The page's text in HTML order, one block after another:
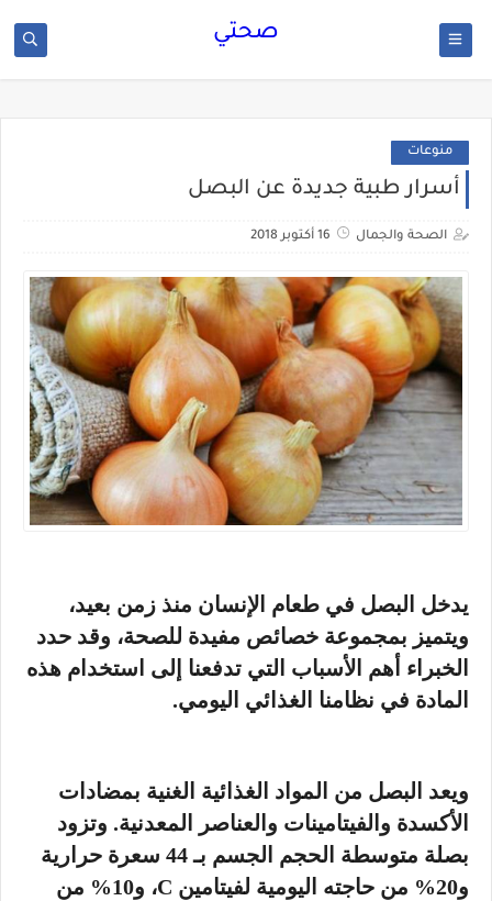
صحتي
منوعات
أسرار طبية جديدة عن البصل
الصحة والجمال 16 أكتوبر 2018
يدخل البصل في طعام الإنسان منذ زمن بعيد،
ويتميز بمجموعة خصائص مفيدة للصحة، وقد حدد
الخبراء أهم الأسباب التي تدفعنا إلى استخدام هذه
المادة في نظامنا الغذائي اليومي.
ويعد البصل من المواد الغذائية الغنية بمضادات
الأكسدة والفيتامينات والعناصر المعدنية. وتزود
بصلة متوسطة الحجم الجسم بـ 44 سعرة حرارية
و20% من حاجته اليومية لفيتامين C، و10% من